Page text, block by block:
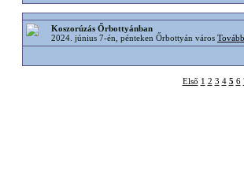
Koszorúzás Őrbottyánban
2024. június 7-én, pénteken Őrbottyán város Tovább
Első 1 2 3 4 5 6